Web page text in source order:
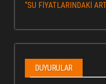
“SU FİYATLARINDAKİ
DUYURULAR